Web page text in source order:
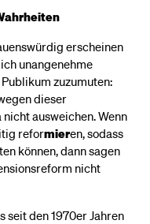
erscheinen
unangenehme
zuzumuten:
dieser
ausweichen. Wenn
reformieren, sodass
können, dann sagen
nicht
seit den 1970er Jahren